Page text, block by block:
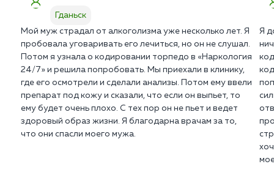
Гданьск
Мой муж страдал от алкоголизма уже несколько лет. Я
пробовала уговаривать его лечиться, но он не слушал.
Потом я узнала о кодировании торпедо в «Наркология
24/7» и решила попробовать. Мы приехали в клинику,
где его осмотрели и сделали анализы. Потом ему ввели
препарат под кожу и сказали, что если он выпьет, то
ему будет очень плохо. С тех пор он не пьет и ведет
здоровый образ жизни. Я благодарна врачам за то,
что они спасли моего мужа.
Я